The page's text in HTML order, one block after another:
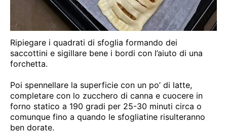
Ripiegare i quadrati di sfoglia formando dei
saccottini e sigillare bene i bordi con l’aiuto di una
forchetta.
Poi spennellare la superficie con un po’ di latte,
completare con lo zucchero di canna e cuocere in
forno statico a 190 gradi per 25-30 minuti circa o
comunque fino a quando le sfogliatine risulteranno
ben dorate.